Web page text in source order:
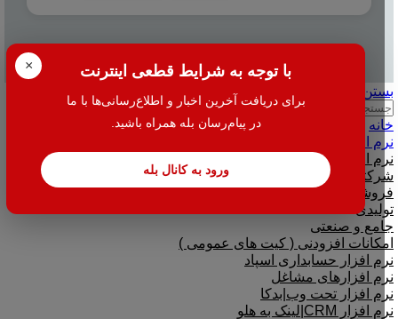
× با توجه به شرایط قطعی اینترنت
برای دریافت آخرین اخبار و اطلاع‌رسانی‌ها با ما
در پیام‌رسان بله همراه باشید.
ورود به کانال بله
بستن
جستجو
خانه
نرم افزار
نرم افزار حسابداری هلو
شرکتی
فروشگاهی
تولیدی
جامع و صنعتی
امکانات افزودنی ( کیت های عمومی )
نرم افزار حسابداری اسپاد
نرم افزارهای مشاغل
نرم افزار تحت وب|بدکا
نرم افزار CRM|لینک به هلو